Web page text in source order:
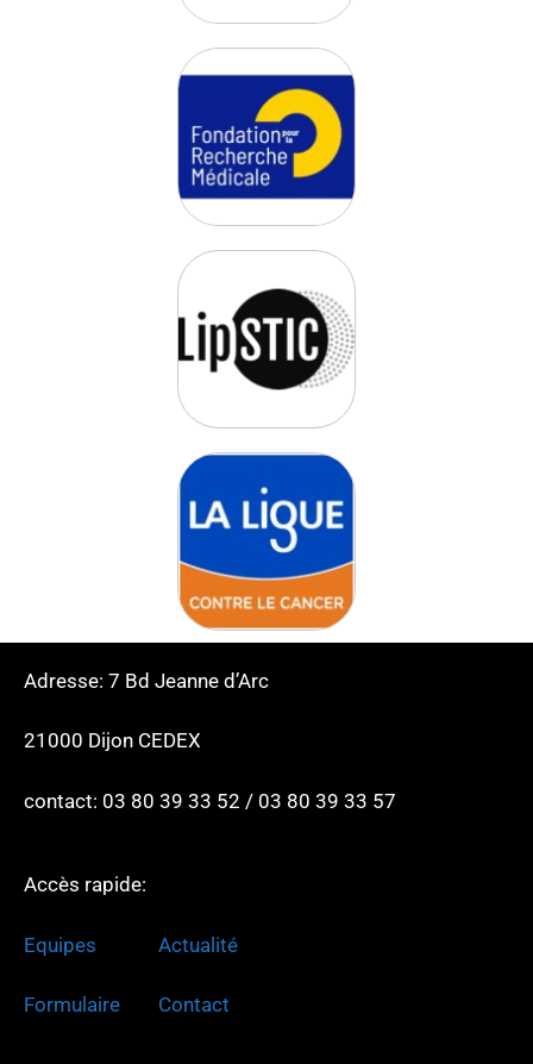
Adresse: 7 Bd Jeanne d’Arc
21000 Dijon CEDEX
contact: 03 80 39 33 52 / 03 80 39 33 57
Accès rapide:
Equipes Actualité
Formulaire Contact